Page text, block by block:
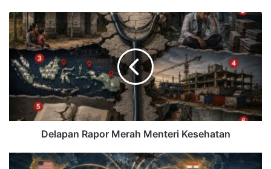
Delapan Rapor Merah Menteri Kesehatan